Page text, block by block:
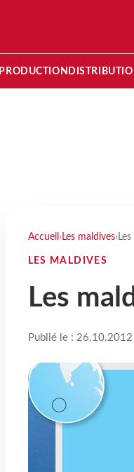
PRODUCTION
Accueil › Les maldives›
LES MALDIVES
Les
Publié le :